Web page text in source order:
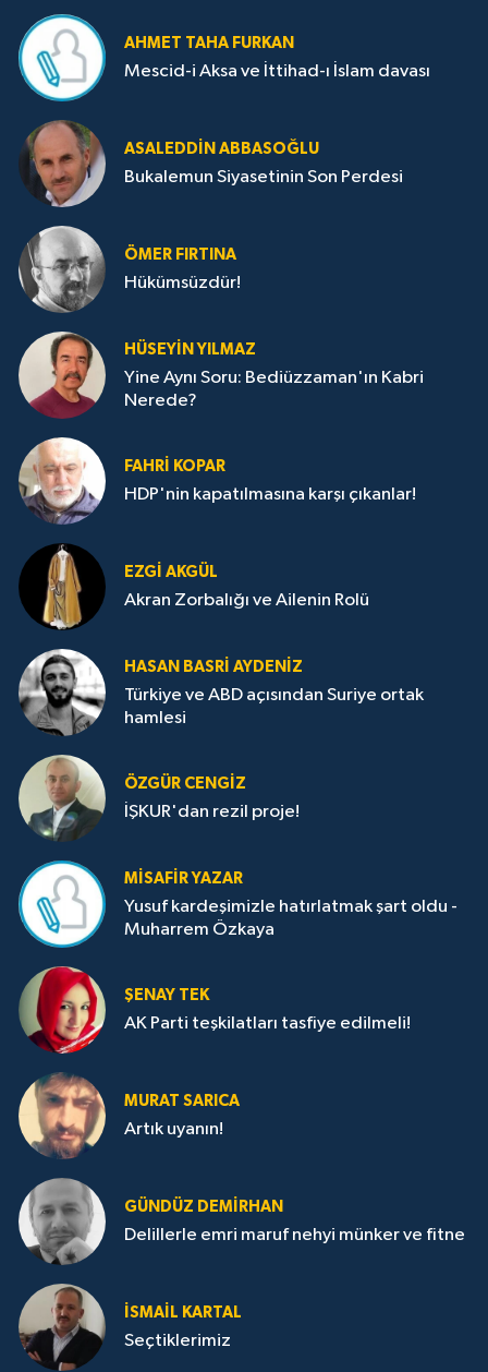
AHMET TAHA FURKAN
Mescid-i Aksa ve İttihad-ı İslam davası
ASALEDDIN ABBASOĞLU
Bukalemun Siyasetinin Son Perdesi
ÖMER FIRTINA
Hükümsüzdür!
HÜSEYIN YILMAZ
Yine Aynı Soru: Bediüzzaman'ın Kabri
Nerede?
FAHRI KOPAR
HDP'nin kapatılmasına karşı çıkanlar!
EZGI AKGÜL
Akran Zorbalığı ve Ailenin Rolü
HASAN BASRI AYDENIZ
Türkiye ve ABD açısından Suriye ortak
hamlesi
ÖZGÜR CENGIZ
İŞKUR'dan rezil proje!
MISAFIR YAZAR
Yusuf kardeşimizle hatırlatmak şart oldu -
Muharrem Özkaya
ŞENAY TEK
AK Parti teşkilatları tasfiye edilmeli!
MURAT SARICA
Artık uyanın!
GÜNDÜZ DEMIRHAN
Delillerle emri maruf nehyi münker ve fitne
İSMAIL KARTAL
Seçtiklerimiz